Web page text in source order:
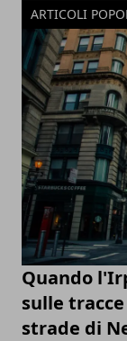
ARTICOLI
Quando
sulle
strade di